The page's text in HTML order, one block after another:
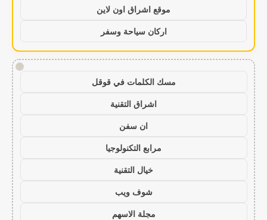
موقع اشراق اون لاين
اركان سياحة وسفر
!
مسك الكلمات في قوقل
اشراق التقنية
ان سفن
مرابع التكنولوجيا
خيال التقنية
شوف ويب
مجلة الاسهم